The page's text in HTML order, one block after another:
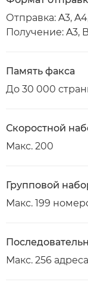
Отправка: A3,
Получение: A3,
Память факса
До 30 000
Скоростной
Макс. 200
Групповой
Макс. 199
Макс. 256